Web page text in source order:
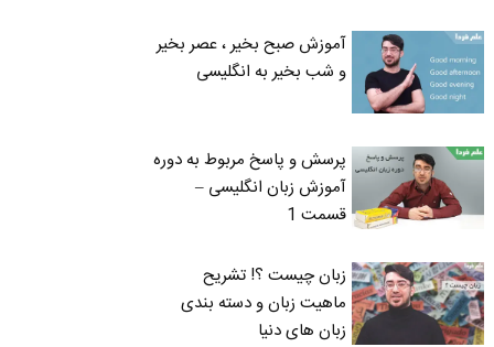
آموزش صبح بخیر ، عصر بخیر
و شب بخیر به انگلیسی
پرسش و پاسخ مربوط به دوره
آموزش زبان انگلیسی –
قسمت 1
زبان چیست ؟! تشریح
ماهیت زبان و دسته بندی
زبان های دنیا